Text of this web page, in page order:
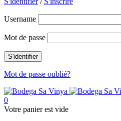
Username
Mot de passe
Mot de passe oublié?
0
Votre panier est vide